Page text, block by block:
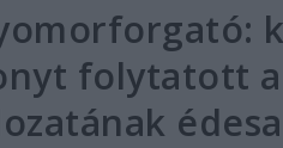
folytatott